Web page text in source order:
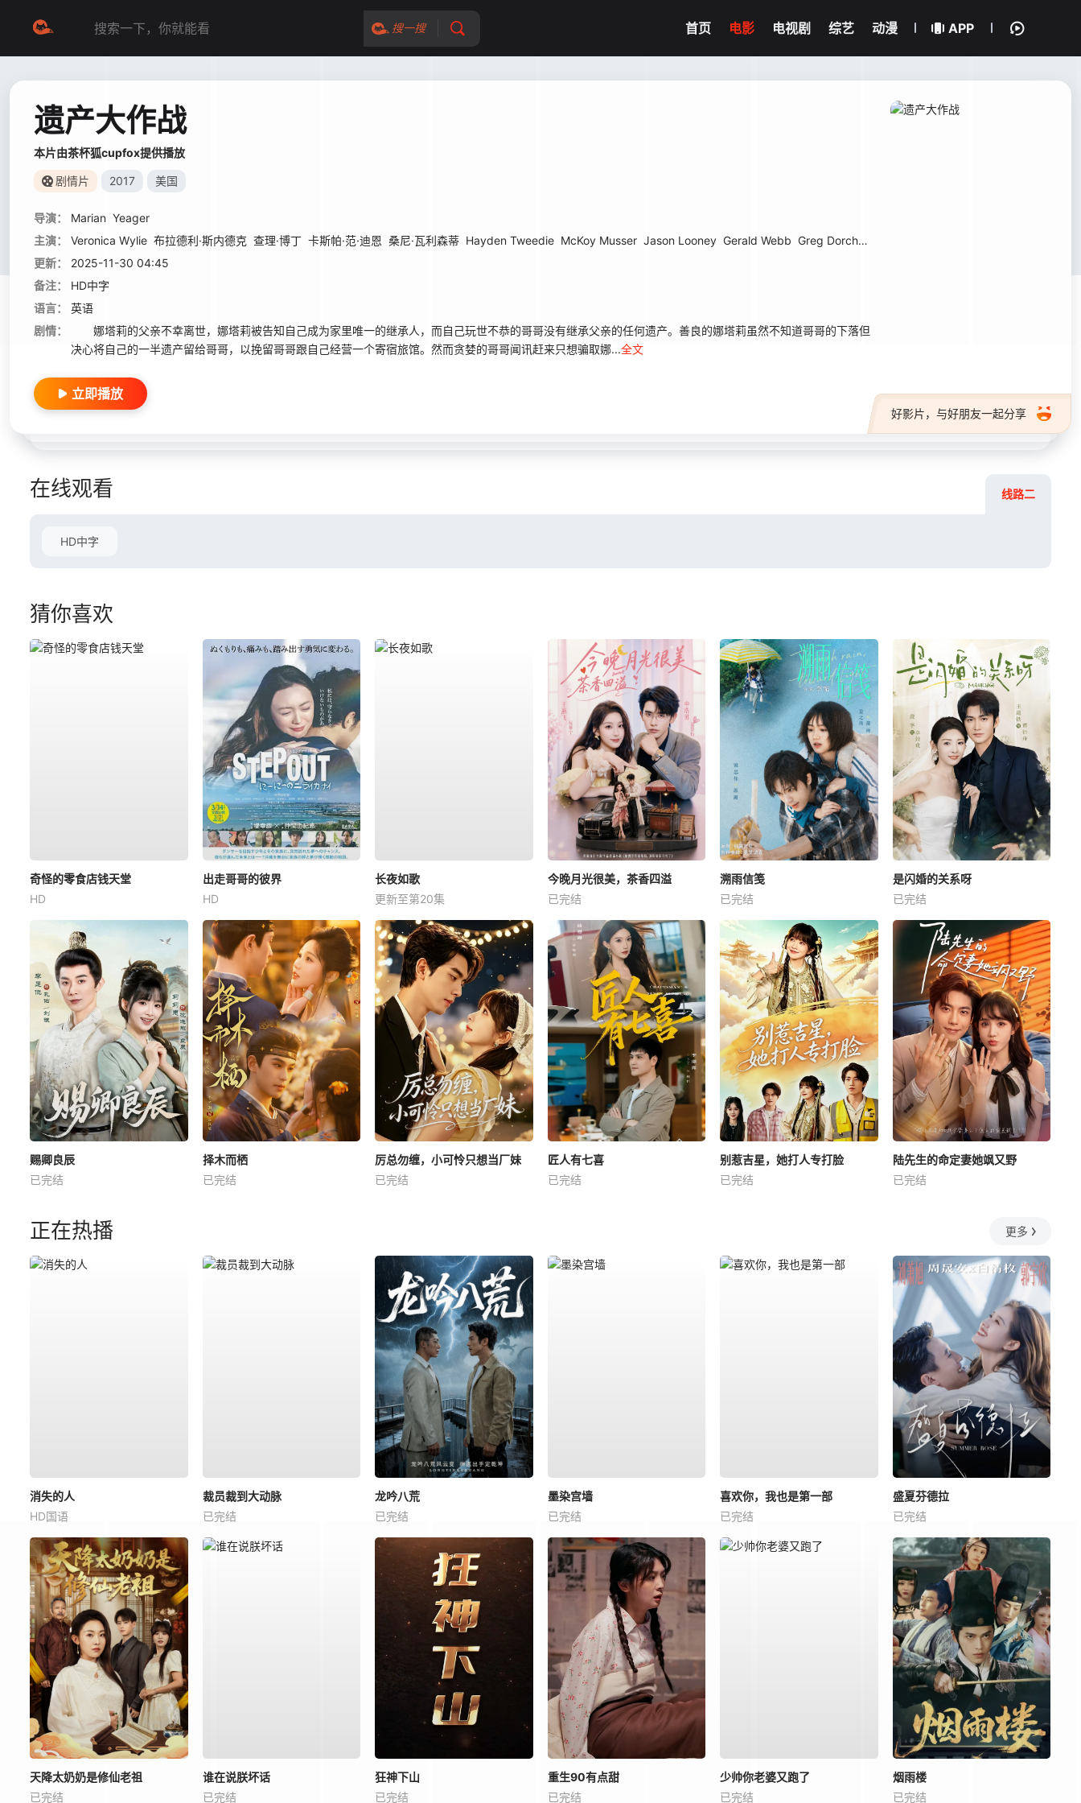
搜一搜 首页 电影 电视剧 综艺 动漫 APP
遗产大作战
本片由茶杯狐cupfox提供播放
剧情片 2017 美国
导演： Marian Yeager
主演：
Veronica Wylie 布拉德利·斯内德克 查理·博丁 卡斯帕·范·迪恩 桑尼·瓦利森蒂 Hayden Tweedie McKoy Musser Jason Looney Gerald Webb Greg Dorchak
更新：
2025-11-30 04:45
备注：
HD中字
语言：
英语
剧情：
娜塔莉的父亲不幸离世，娜塔莉被告知自己成为家里唯一的继承人，而自己玩世不恭的哥哥没有继承父亲的任何遗产。善良的娜塔莉虽然不知道哥哥的下落但
决心将自己的一半遗产留给哥哥，以挽留哥哥跟自己经营一个寄宿旅馆。然而贪婪的哥哥闻讯赶来只想骗取娜...全文
好影片，与好朋友一起分享
立即播放
在线观看 线路二
HD中字
猜你喜欢
奇怪的零食店钱天堂
HD
出走哥哥的彼界
HD
长夜如歌
更新至第20集
今晚月光很美，茶香四溢
已完结
溯雨信笺
已完结
是闪婚的关系呀
已完结
赐卿良辰
已完结
择木而栖
已完结
厉总勿缠，小可怜只想当厂妹
已完结
匠人有七喜
已完结
别惹吉星，她打人专打脸
已完结
陆先生的命定妻她飒又野
已完结
正在热播 更多
消失的人
HD国语
裁员裁到大动脉
已完结
龙吟八荒
已完结
墨染宫墙
已完结
喜欢你，我也是第一部
已完结
盛夏芬德拉
已完结
天降太奶奶是修仙老祖
已完结
谁在说朕坏话
已完结
狂神下山
已完结
重生90有点甜
已完结
少帅你老婆又跑了
已完结
烟雨楼
已完结